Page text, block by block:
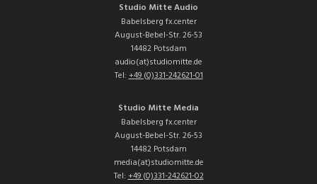
Studio Mitte Audio
Babelsberg fx.center
August-Bebel-Str. 26-53
14482 Potsdam
audio(at)studiomitte.de
Tel:+49 (0)331-242621-01
Studio Mitte Media
Babelsberg fx.center
August-Bebel-Str. 26-53
14482 Potsdam
media(at)studiomitte.de
Tel:+49 (0)331-242621-02